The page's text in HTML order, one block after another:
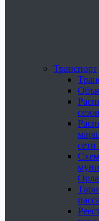
Транспорт
сети
Орла